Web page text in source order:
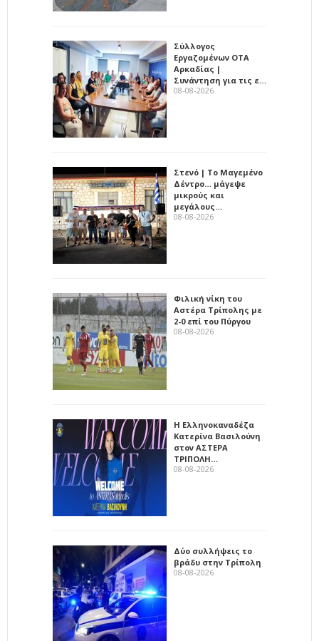
Σύλλογος
Εργαζομένων ΟΤΑ
Αρκαδίας |
Συνάντηση για τις ε…
08-08-2026
Στενό | Το Μαγεμένο
Δέντρο… μάγεψε
μικρούς και
μεγάλους…
08-08-2026
Φιλική νίκη του
Αστέρα Τρίπολης με
2-0 επί του Πύργου
08-08-2026
Η Ελληνοκαναδέζα
Κατερίνα Βασιλούνη
στον ΑΣΤΕΡΑ
ΤΡΙΠΟΛΗ…
08-08-2026
Δύο συλλήψεις το
βράδυ στην Τρίπολη
08-08-2026